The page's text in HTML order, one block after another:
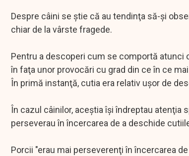
Despre câini se ştie că au tendinţa să-şi
chiar de la vârste fragede.
Pentru a descoperi cum se comportă atunci
în faţa unor provocări cu grad din ce în ce
În primă instanţă, cutia era relativ uşor de
În cazul câinilor, aceştia îşi îndreptau
perseverau în încercarea de a deschide
Porcii "erau mai perseverenţi în încercarea